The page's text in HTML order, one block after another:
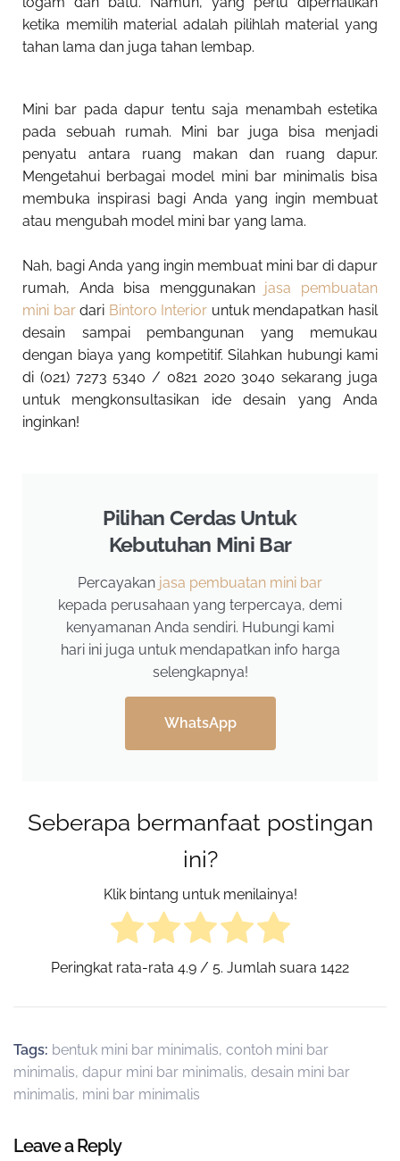
ketika memilih material adalah pilihlah material yang
tahan lama dan juga tahan lembap.
Mini bar pada dapur tentu saja menambah estetika
pada sebuah rumah. Mini bar juga bisa menjadi
penyatu antara ruang makan dan ruang dapur.
Mengetahui berbagai model mini bar minimalis bisa
membuka inspirasi bagi Anda yang ingin membuat
atau mengubah model mini bar yang lama.
Nah, bagi Anda yang ingin membuat mini bar di dapur
rumah, Anda bisa menggunakan jasa pembuatan
mini bardari Bintoro Interior untuk mendapatkan hasil
desain sampai pembangunan yang memukau
dengan biaya yang kompetitif. Silahkan hubungi kami
di (021) 7273 5340 / 0821 2020 3040 sekarang juga
untuk mengkonsultasikan ide desain yang Anda
inginkan!
Pilihan Cerdas Untuk
Kebutuhan Mini Bar
Percayakan jasa pembuatan mini bar
kepada perusahaan yang terpercaya, demi
kenyamanan Anda sendiri. Hubungi kami
hari ini juga untuk mendapatkan info harga
selengkapnya!
WhatsApp
Seberapa bermanfaat postingan
ini?
Klik bintang untuk menilainya!
Peringkat rata-rata 4.9 / 5. Jumlah suara 1422
Tags: bentuk mini bar minimalis, contoh mini bar
minimalis, dapur mini bar minimalis, desain mini bar
minimalis, mini bar minimalis
Leave a Reply